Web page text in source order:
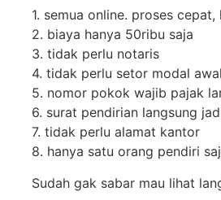
1. semua online. proses
2. biaya hanya 50ribu saja
3. tidak perlu notaris
4. tidak perlu setor modal awal
5. nomor pokok wajib pajak
6. surat pendirian langsung
7. tidak perlu alamat kantor
8. hanya satu orang pendiri
Sudah gak sabar mau lihat